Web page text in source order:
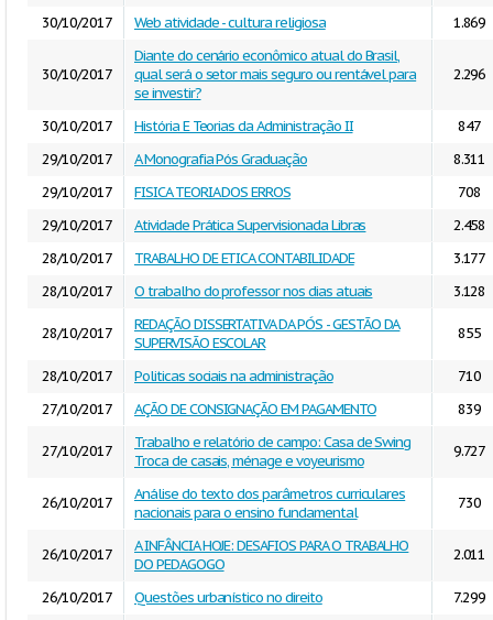
30/10/2017
Web atividade - cultura religiosa 1.869
30/10/2017
Diante do cenário econômico atual do Brasil,
qual será o setor mais seguro ou rentável para
se investir?
2.296
30/10/2017 História E Teorias da Administração II
847
29/10/2017
A Monografia Pós Graduação
8.311
29/10/2017
FISICA TEORIA DOS ERROS
708
29/10/2017
Atividade Prática Supervisionada Libras
2.458
28/10/2017
TRABALHO DE ETICA CONTABILIDADE
3.177
28/10/2017
O trabalho do professor nos dias atuais 3.128
28/10/2017
REDAÇÃO DISSERTATIVA DA PÓS - GESTÃO DA
SUPERVISÃO ESCOLAR
855
28/10/2017 Politicas sociais na administração
710
27/10/2017
AÇÃO DE CONSIGNAÇÃO EM PAGAMENTO 839
27/10/2017
Trabalho e relatório de campo: Casa de Swing
Troca de casais, ménage e voyeurismo
9.727
26/10/2017
Análise do texto dos parâmetros curriculares
nacionais para o ensino fundamental
730
26/10/2017
A INFÂNCIA HOJE: DESAFIOS PARA O TRABALHO
DO PEDAGOGO
2.011
26/10/2017 Questões urbanístico no direito
7.299